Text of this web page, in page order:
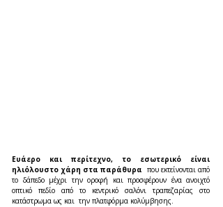
Ευάερο και περίτεχνο, το εσωτερικό είναι
ηλιόλουστο χάρη στα παράθυρα που εκτείνονται από
το δάπεδο μέχρι την οροφή και προσφέρουν ένα ανοιχτό
οπτικό πεδίο από το κεντρικό σαλόνι τραπεζαρίας στο
κατάστρωμα ως και  την πλατφόρμα κολύμβησης.